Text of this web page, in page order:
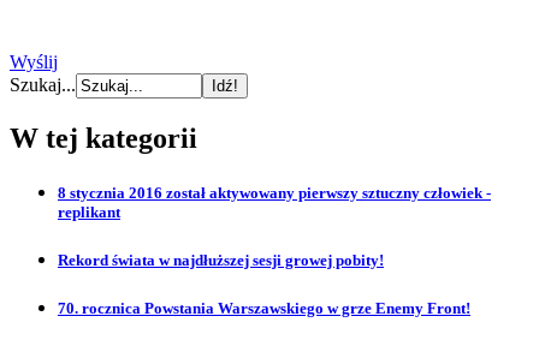
Wyślij
Szukaj...
W tej kategorii
8 stycznia 2016 został aktywowany pierwszy sztuczny człowiek -
replikant
Rekord świata w najdłuższej sesji growej pobity!
70. rocznica Powstania Warszawskiego w grze Enemy Front!